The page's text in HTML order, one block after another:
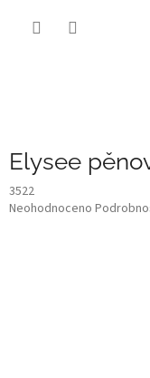
Elysee
3522
Průměrné
Neohodnoceno